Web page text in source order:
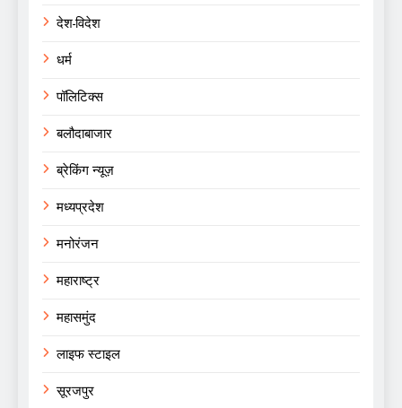
देश-विदेश
धर्म
पॉलिटिक्स
बलौदाबाजार
ब्रेकिंग न्यूज़
मध्यप्रदेश
मनोरंजन
महाराष्ट्र
महासमुंद
लाइफ स्टाइल
सूरजपुर